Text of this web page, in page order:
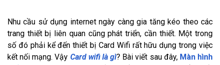
Nhu cầu sử dụng internet ngày càng gia tăng kéo theo các
trang thiết bị liên quan cũng phát triển, cần thiết. Một trong
số đó phải kể đến thiết bị Card Wifi rất hữu dụng trong việc
kết nối mạng. Vậy Card wifi là gì? Bài viết sau đây, Màn hình